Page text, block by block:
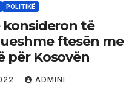
POLITIKË
konsideron të
ftesën me
për Kosovën
ADMINI